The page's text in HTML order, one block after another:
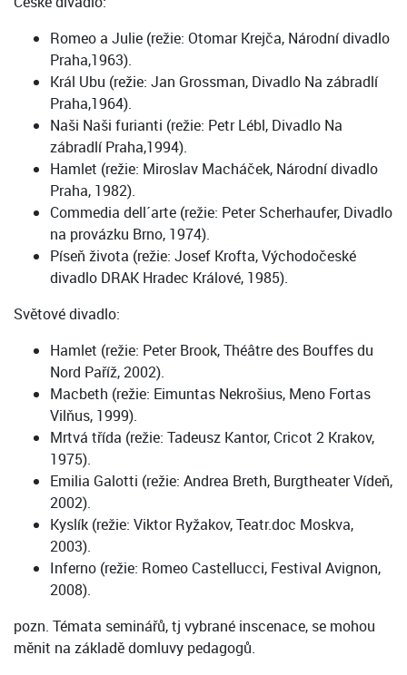
Romeo a Julie (režie: Otomar Krejča, Národní divadlo
Praha,1963).
Král Ubu (režie: Jan Grossman, Divadlo Na zábradlí
Praha,1964).
Naši Naši furianti (režie: Petr Lébl, Divadlo Na
zábradlí Praha,1994).
Hamlet (režie: Miroslav Macháček, Národní divadlo
Praha, 1982).
Commedia dell´arte (režie: Peter Scherhaufer, Divadlo
na provázku Brno, 1974).
Píseň života (režie: Josef Krofta, Východočeské
divadlo DRAK Hradec Králové, 1985).
Světové divadlo:
Hamlet (režie: Peter Brook, Théâtre des Bouffes du
Nord Paříž, 2002).
Macbeth (režie: Eimuntas Nekrošius, Meno Fortas
Vilňus, 1999).
Mrtvá třída (režie: Tadeusz Kantor, Cricot 2 Krakov,
1975).
Emilia Galotti (režie: Andrea Breth, Burgtheater Vídeň,
2002).
Kyslík (režie: Viktor Ryžakov, Teatr.doc Moskva,
2003).
Inferno (režie: Romeo Castellucci, Festival Avignon,
2008).
pozn. Témata seminářů, tj vybrané inscenace, se mohou
měnit na základě domluvy pedagogů.